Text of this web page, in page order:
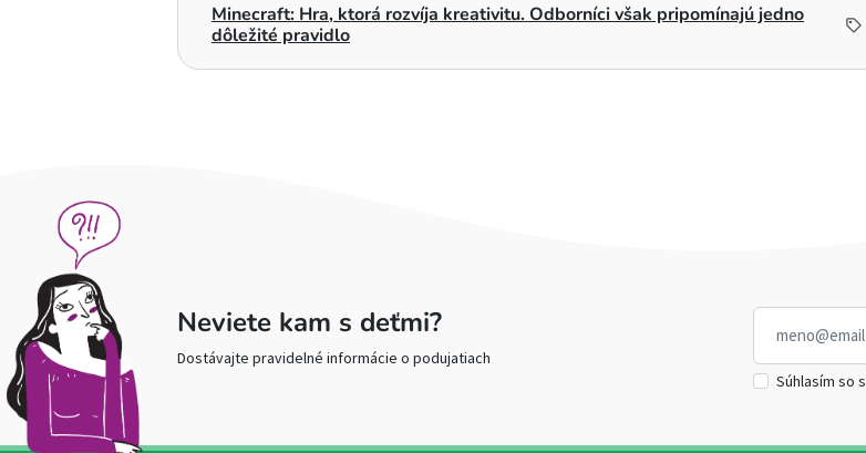
Minecraft: Hra, ktorá rozvíja kreativitu. Odborníci však pripomínajú jedno
dôležité pravidlo
Neviete kam s deťmi?
Dostávajte pravidelné informácie o podujatiach
Súhlasím so